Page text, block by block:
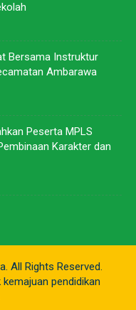
Bersama Instruktur
Ambarawa
Peserta MPLS
Karakter dan
All Rights Reserved.
kemajuan pendidikan